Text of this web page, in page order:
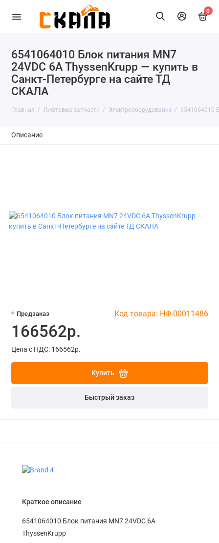
0
6541064010 Блок питания MN7
24VDC 6A ThyssenKrupp — купить в
Санкт-Петербурге на сайте ТД
СКАЛА
Главная Лифтовые запчасти Электрооборудование 6541064010
Описание
Предзаказ Код товара: НФ-00011486
166562р.
Цена с НДС: 166562р.
Купить
Быстрый заказ
Краткое описание
6541064010 Блок питания MN7 24VDC 6A
ThyssenKrupp